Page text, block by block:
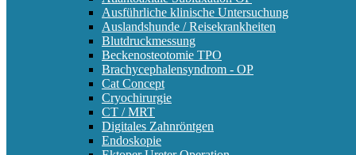
Ausführliche klinische Untersuchung
Auslandshunde / Reisekrankheiten
Blutdruckmessung
Beckenosteotomie TPO
Brachycephalensyndrom - OP
Cat Concept
Cryochirurgie
CT / MRT
Digitales Zahnröntgen
Endoskopie